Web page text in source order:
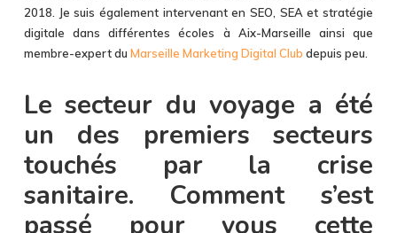
2018. Je suis également intervenant en SEO, SEA et stratégie
digitale dans différentes écoles à Aix-Marseille ainsi que
membre-expert du Marseille Marketing Digital Club depuis peu.
Le secteur du voyage a été
un des premiers secteurs
touchés par la crise
sanitaire. Comment s’est
passé pour vous cette